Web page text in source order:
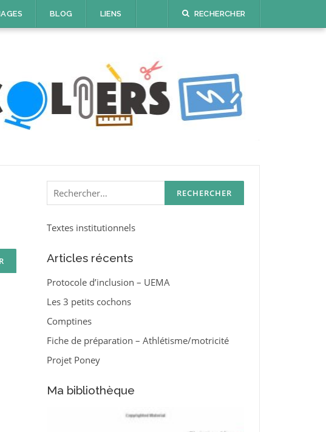
BLOG LIENS RECHERCHER
Rechercher :
Textes institutionnels
Articles récents
Protocole d’inclusion – UEMA
Les 3 petits cochons
Comptines
Fiche de préparation – Athlétisme/motricité
Projet Poney
Ma bibliothèque